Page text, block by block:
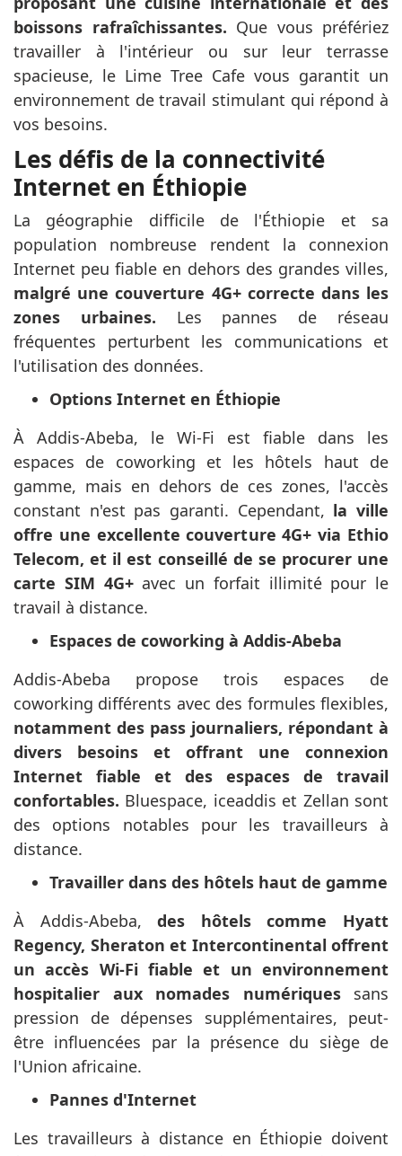
boissons rafraîchissantes. Que vous préfériez
travailler à l'intérieur ou sur leur terrasse
spacieuse, le Lime Tree Cafe vous garantit un
environnement de travail stimulant qui répond à
vos besoins.
Les défis de la connectivité
Internet en Éthiopie
La géographie difficile de l'Éthiopie et sa
population nombreuse rendent la connexion
Internet peu fiable en dehors des grandes villes,
malgré une couverture 4G+ correcte dans les
zones urbaines. Les pannes de réseau
fréquentes perturbent les communications et
l'utilisation des données.
Options Internet en Éthiopie
À Addis-Abeba, le Wi-Fi est fiable dans les
espaces de coworking et les hôtels haut de
gamme, mais en dehors de ces zones, l'accès
constant n'est pas garanti. Cependant, la ville
offre une excellente couverture 4G+ via Ethio
Telecom, et il est conseillé de se procurer une
carte SIM 4G+avec un forfait illimité pour le
travail à distance.
Espaces de coworking à Addis-Abeba
Addis-Abeba propose trois espaces de
coworking différents avec des formules flexibles,
notamment des pass journaliers, répondant à
divers besoins et offrant une connexion
Internet fiable et des espaces de travail
confortables. Bluespace, iceaddis et Zellan sont
des options notables pour les travailleurs à
distance.
Travailler dans des hôtels haut de gamme
À Addis-Abeba,des hôtels comme Hyatt
Regency, Sheraton et Intercontinental offrent
un accès Wi-Fi fiable et un environnement
hospitalier aux nomades numériquessans
pression de dépenses supplémentaires, peut-
être influencées par la présence du siège de
l'Union africaine.
Pannes d'Internet
Les travailleurs à distance en Éthiopie doivent